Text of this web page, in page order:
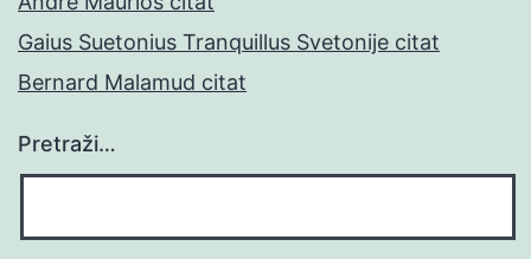
Gaius Suetonius Tranquillus Svetonije citat
Bernard Malamud citat
Pretraži…